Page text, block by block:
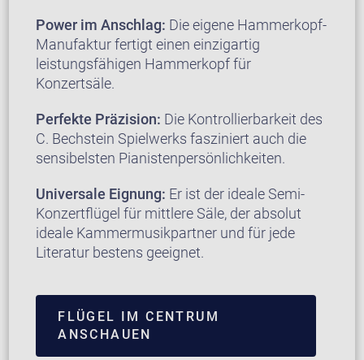
Power im Anschlag: Die eigene Hammerkopf-
Manufaktur fertigt einen einzigartig
leistungsfähigen Hammerkopf für
Konzertsäle.
Perfekte Präzision: Die Kontrollierbarkeit des
C. Bechstein Spielwerks fasziniert auch die
sensibelsten Pianistenpersönlichkeiten.
Universale Eignung: Er ist der ideale Semi-
Konzertflügel für mittlere Säle, der absolut
ideale Kammermusikpartner und für jede
Literatur bestens geeignet.
FLÜGEL IM CENTRUM
ANSCHAUEN